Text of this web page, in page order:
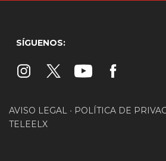
SÍGUENOS:
AVISO LEGAL • POLÍTICA DE
TELEELX